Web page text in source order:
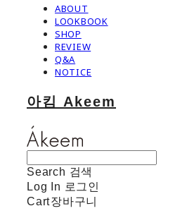
ABOUT
LOOKBOOK
SHOP
REVIEW
Q&A
NOTICE
아킴 Akeem
Search 검색
Log In 로그인
Cart장바구니